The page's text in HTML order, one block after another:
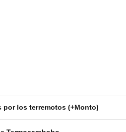
por los terremotos (+Monto)